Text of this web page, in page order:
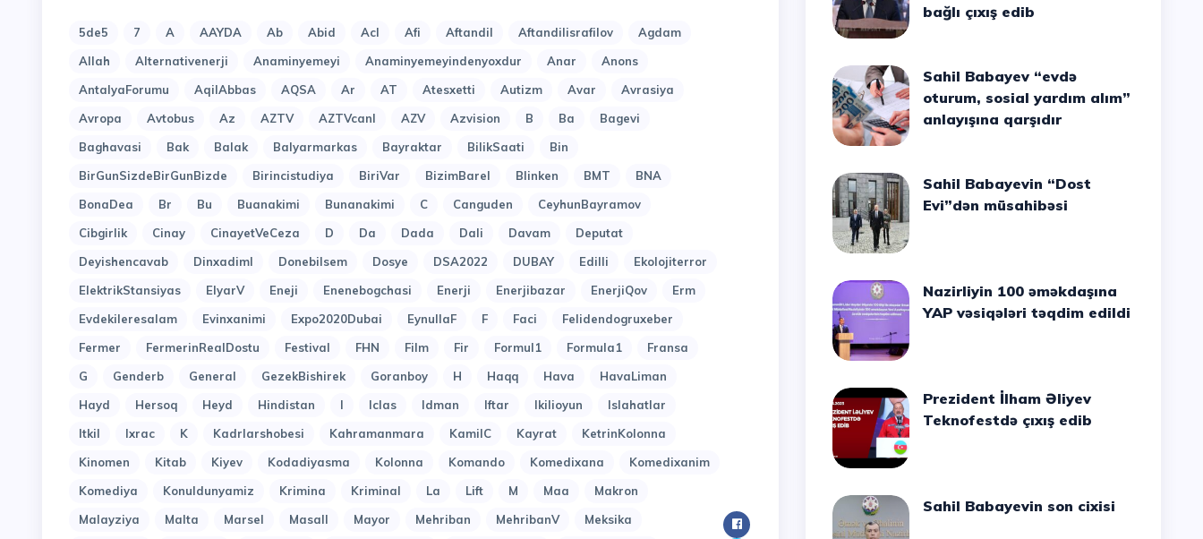
5de5 7 A AAYDA Ab Abid Acl Afi Aftandil Aftandilisrafilov
Agdam
Allah
Alternativenerji Anaminyemeyi Anaminyemeyindenyoxdur Anar
Anons
AntalyaForumu
AqilAbbas AQSA Ar AT Atesxetti Autizm Avar
Avrasiya
Avropa
Avtobus Az AZTV AZTVcanl AZV Azvision B Ba
Bagevi
Baghavasi
Bak Balak Balyarmarkas Bayraktar BilikSaati
Bin
BirGunSizdeBirGunBizde
Birincistudiya BiriVar BizimBarel Blinken BMT
BNA
BonaDea
Br Bu Buanakimi Bunanakimi C Canguden
CeyhunBayramov
Cibgirlik
Cinay CinayetVeCeza D Da Dada Dali Davam
Deputat
Deyishencavab
Dinxadiml Donebilsem Dosye DSA2022 DUBAY Edilli
Ekolojiterror
ElektrikStansiyas
ElyarV Eneji Enenebogchasi Enerji Enerjibazar EnerjiQov
Erm
Evdekileresalam
Evinxanimi Expo2020Dubai EynullaF F Faci
Felidendogruxeber
Fermer
FermerinRealDostu Festival FHN Film Fir Formul1 Formula1
Fransa
G
Genderb General GezekBishirek Goranboy H Haqq Hava
HavaLiman
Hayd
Hersoq Heyd Hindistan I Iclas Idman Iftar Ikilioyun
Islahatlar
Itkil
Ixrac K Kadrlarshobesi Kahramanmara KamilC Kayrat
KetrinKolonna
Kinomen
Kitab Kiyev Kodadiyasma Kolonna Komando Komedixana
Komedixanim
Komediya
Konuldunyamiz Krimina Kriminal La Lift M Maa
Makron
Malayziya
Malta Marsel Masall Mayor Mehriban MehribanV
Meksika
bağlı çıxış edib
Sahil Babayev “evdə
oturum, sosial yardım alım”
anlayışına qarşıdır
Sahil Babayevin “Dost
Evi”dən müsahibəsi
Nazirliyin 100 əməkdaşına
YAP vəsiqələri təqdim edildi
Prezident İlham Əliyev
Teknofestdə çıxış edib
Sahil Babayevin son cixisi